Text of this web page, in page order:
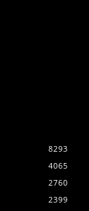
8293
4065
2760
2399